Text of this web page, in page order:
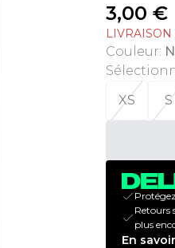
3,00 €
LIVRAISON
Couleur:
XS
S
Retours
plus
En